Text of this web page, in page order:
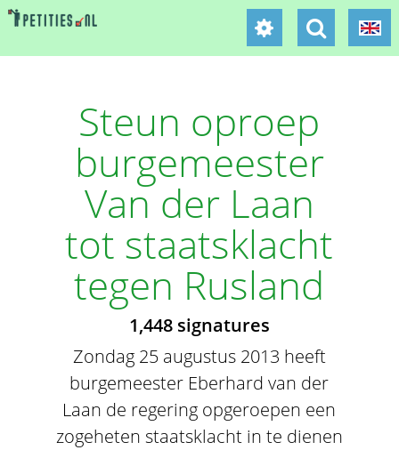
Steun oproep
burgemeester
Van der Laan
tot staatsklacht
tegen Rusland
1,448 signatures
Zondag 25 augustus 2013 heeft
burgemeester Eberhard van der
Laan de regering opgeroepen een
zogeheten staatsklacht in te dienen